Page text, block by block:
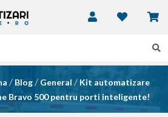
/ Blog / General / Kit automatizare
Bravo 500 pentru porti inteligente!